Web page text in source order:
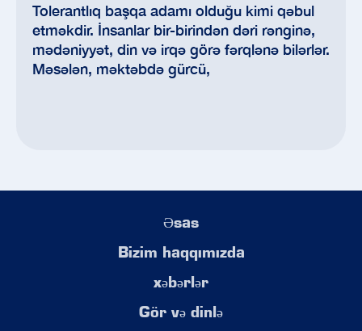
Tolerantlıq başqa adamı olduğu kimi qəbul
etməkdir. İnsanlar bir-birindən dəri rənginə,
mədəniyyət, din və irqə görə fərqlənə bilərlər.
Məsələn, məktəbdə gürcü,
Əsas
Bizim haqqımızda
xəbərlər
Gör və dinlə